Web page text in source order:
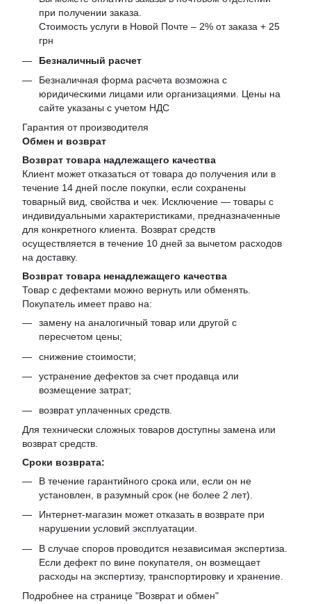
при получении заказа.
Стоимость услуги в Новой Почте – 2% от заказа + 25
грн
Безналичный расчет
Безналичная форма расчета возможна с
юридическими лицами или организациями. Цены на
сайте указаны с учетом НДС
Гарантия от производителя
Обмен и возврат
Возврат товара надлежащего качества
Клиент может отказаться от товара до получения или в
течение 14 дней после покупки, если сохранены
товарный вид, свойства и чек. Исключение — товары с
индивидуальными характеристиками, предназначенные
для конкретного клиента. Возврат средств
осуществляется в течение 10 дней за вычетом расходов
на доставку.
Возврат товара ненадлежащего качества
Товар с дефектами можно вернуть или обменять.
Покупатель имеет право на:
замену на аналогичный товар или другой с
пересчетом цены;
снижение стоимости;
устранение дефектов за счет продавца или
возмещение затрат;
возврат уплаченных средств.
Для технически сложных товаров доступны замена или
возврат средств.
Сроки возврата:
В течение гарантийного срока или, если он не
установлен, в разумный срок (не более 2 лет).
Интернет-магазин может отказать в возврате при
нарушении условий эксплуатации.
В случае споров проводится независимая экспертиза.
Если дефект по вине покупателя, он возмещает
расходы на экспертизу, транспортировку и хранение.
Подробнее на странице "Возврат и обмен"